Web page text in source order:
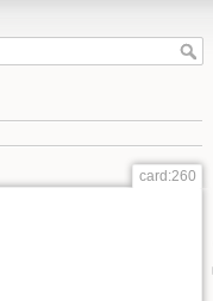
card:260